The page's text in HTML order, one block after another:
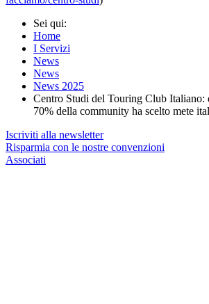
Sei qui:
Home
I Servizi
News
News
News 2025
Centro Studi del Touring Club Italiano:
70% della community ha scelto mete
Iscriviti alla newsletter
Risparmia con le nostre convenzioni
Associati